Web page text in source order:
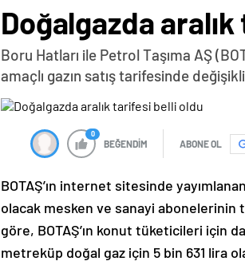
Doğalgazda
Boru Hatları ile Petrol Taşıma AŞ
amaçlı gazın satış tarifesinde
0
BEĞENDİM ABONE OL
BOTAŞ’ın internet sitesinde
olacak mesken ve sanayi
göre, BOTAŞ’ın konut tüketicileri için
metreküp doğal gaz için 5 bin 631 lira